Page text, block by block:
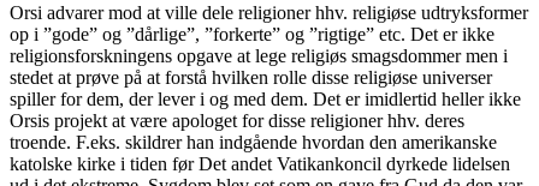
Orsi advarer mod at ville dele religioner hhv. religiøse udtryksformer
op i ”gode” og ”dårlige”, ”forkerte” og ”rigtige” etc. Det er ikke
religionsforskningens opgave at lege religiøs smagsdommer men i
stedet at prøve på at forstå hvilken rolle disse religiøse universer
spiller for dem, der lever i og med dem. Det er imidlertid heller ikke
Orsis projekt at være apologet for disse religioner hhv. deres
troende. F.eks. skildrer han indgående hvordan den amerikanske
katolske kirke i tiden før Det andet Vatikankoncil dyrkede lidelsen